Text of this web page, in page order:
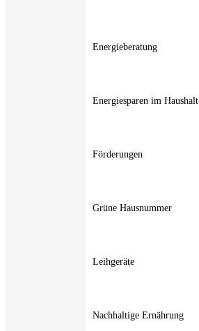
Energieberatung
Energiesparen im Haushalt
Förderungen
Grüne Hausnummer
Leihgeräte
Nachhaltige Ernährung